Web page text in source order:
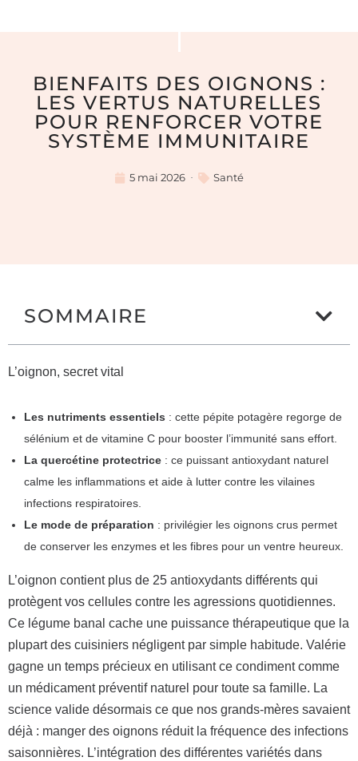
BIENFAITS DES OIGNONS :
LES VERTUS NATURELLES
POUR RENFORCER VOTRE
SYSTÈME IMMUNITAIRE
5 mai 2026 Santé
SOMMAIRE
L’oignon, secret vital
Les nutriments essentiels : cette pépite potagère regorge de
sélénium et de vitamine C pour booster l’immunité sans effort.
La quercétine protectrice : ce puissant antioxydant naturel
calme les inflammations et aide à lutter contre les vilaines
infections respiratoires.
Le mode de préparation : privilégier les oignons crus permet
de conserver les enzymes et les fibres pour un ventre heureux.
L’oignon contient plus de 25 antioxydants différents qui
protègent vos cellules contre les agressions quotidiennes.
Ce légume banal cache une puissance thérapeutique que la
plupart des cuisiniers négligent par simple habitude. Valérie
gagne un temps précieux en utilisant ce condiment comme
un médicament préventif naturel pour toute sa famille. La
science valide désormais ce que nos grands-mères savaient
déjà : manger des oignons réduit la fréquence des infections
saisonnières. L’intégration des différentes variétés dans